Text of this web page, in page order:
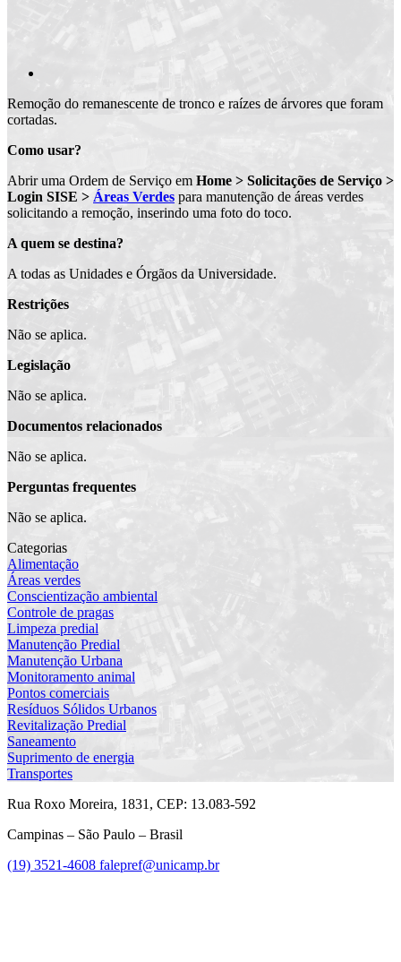
Remoção do remanescente de tronco e raízes de árvores que foram
cortadas.
Como usar?
Abrir uma Ordem de Serviço em Home > Solicitações de Serviço >
Login SISE > Áreas Verdes para manutenção de áreas verdes
solicitando a remoção, inserindo uma foto do toco.
A quem se destina?
A todas as Unidades e Órgãos da Universidade.
Restrições
Não se aplica.
Legislação
Não se aplica.
Documentos relacionados
Não se aplica.
Perguntas frequentes
Não se aplica.
Categorias
Alimentação
Áreas verdes
Conscientização ambiental
Controle de pragas
Limpeza predial
Manutenção Predial
Manutenção Urbana
Monitoramento animal
Pontos comerciais
Resíduos Sólidos Urbanos
Revitalização Predial
Saneamento
Suprimento de energia
Transportes
Rua Roxo Moreira, 1831, CEP: 13.083-592
Campinas – São Paulo – Brasil
(19) 3521-4608 falepref@unicamp.br